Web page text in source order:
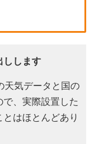
しします
天気データと国の
、実際設置した
はほとんどあり